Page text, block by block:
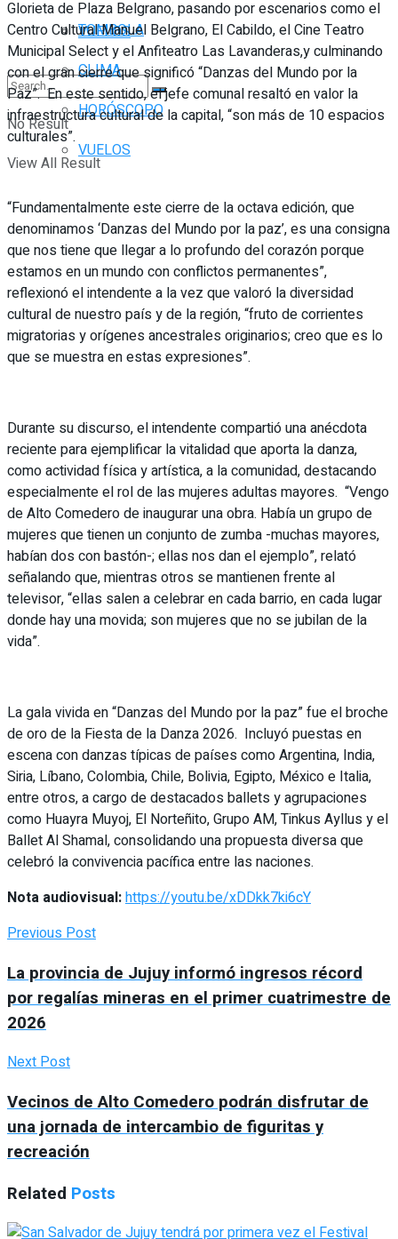
VUELOS
No Result
View All Result
TOMBOLA
CLIMA
HORÓSCOPO
VUELOS
Glorieta de Plaza Belgrano, pasando por escenarios como el
Centro Cultural Manuel Belgrano, El Cabildo, el Cine Teatro
Municipal Select y el Anfiteatro Las Lavanderas,y culminando
con el gran cierre que significó “Danzas del Mundo por la
Paz”. En este sentido, el jefe comunal resaltó en valor la
infraestructura cultural de la capital, “son más de 10 espacios
culturales”.
“Fundamentalmente este cierre de la octava edición, que
denominamos ‘Danzas del Mundo por la paz’, es una consigna
que nos tiene que llegar a lo profundo del corazón porque
estamos en un mundo con conflictos permanentes”,
reflexionó el intendente a la vez que valoró la diversidad
cultural de nuestro país y de la región, “fruto de corrientes
migratorias y orígenes ancestrales originarios; creo que es lo
que se muestra en estas expresiones”.
Durante su discurso, el intendente compartió una anécdota
reciente para ejemplificar la vitalidad que aporta la danza,
como actividad física y artística, a la comunidad, destacando
especialmente el rol de las mujeres adultas mayores. “Vengo
de Alto Comedero de inaugurar una obra. Había un grupo de
mujeres que tienen un conjunto de zumba -muchas mayores,
habían dos con bastón-; ellas nos dan el ejemplo”, relató
señalando que, mientras otros se mantienen frente al
televisor, “ellas salen a celebrar en cada barrio, en cada lugar
donde hay una movida; son mujeres que no se jubilan de la
vida”.
La gala vivida en “Danzas del Mundo por la paz” fue el broche
de oro de la Fiesta de la Danza 2026. Incluyó puestas en
escena con danzas típicas de países como Argentina, India,
Siria, Líbano, Colombia, Chile, Bolivia, Egipto, México e Italia,
entre otros, a cargo de destacados ballets y agrupaciones
como Huayra Muyoj, El Norteñito, Grupo AM, Tinkus Ayllus y el
Ballet Al Shamal, consolidando una propuesta diversa que
celebró la convivencia pacífica entre las naciones.
Nota audiovisual:https://youtu.be/xDDkk7ki6cY
Previous Post
La provincia de Jujuy informó ingresos récord
por regalías mineras en el primer cuatrimestre de
2026
Next Post
Vecinos de Alto Comedero podrán disfrutar de
una jornada de intercambio de figuritas y
recreación
Related Posts